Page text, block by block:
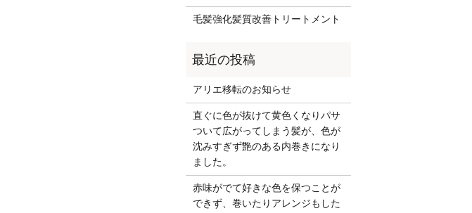
毛髪強化髪質改善トリートメント
アリエ移転のお知らせ
直ぐに色が抜けて黄色くなりパサ
ついて広がってしまう髪が、色が
沈みすぎず艶のある内巻きになり
ました。
赤味がでて好きな色を保つことが
できず、巻いたりアレンジもした